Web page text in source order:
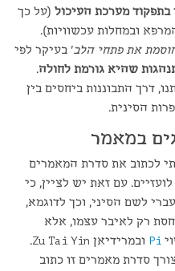
בתפקוד מערכת העיכול (על כך
ובמחלות עכשוויות).
את פתחי הלב' בעיקר לפי
שהיא גורמת לחולה.
דרך התבוננות ביחסים בין
הסינית.
במאמר
לכתוב את סדרת המאמרים
עם זאת יש לציין, כי
לשם הסיני, וכך לדוגמא,
רק לאיבר עצמו, אלא
Pi
ובמרידיאן Zu Tai Yin.
סדרת מאמרים זו כתוב